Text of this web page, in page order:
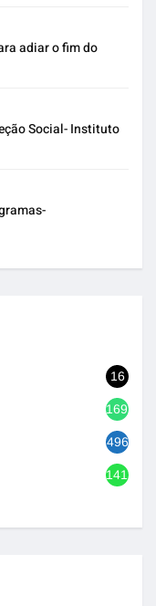
adiar o fim do
Social- Instituto
16
1692
496
1417